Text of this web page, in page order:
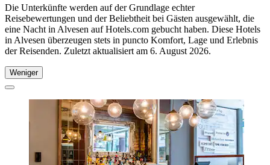
Die Unterkünfte werden auf der Grundlage echter
Reisebewertungen und der Beliebtheit bei Gästen ausgewählt, die
eine Nacht in Alvesen auf Hotels.com gebucht haben. Diese Hotels
in Alvesen überzeugen stets in puncto Komfort, Lage und Erlebnis
der Reisenden. Zuletzt aktualisiert am 6. August 2026.
Weniger